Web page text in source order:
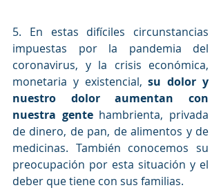
5. En estas difíciles circunstancias
impuestas por la pandemia del
coronavirus, y la crisis económica,
monetaria y existencial, su dolor y
nuestro dolor aumentan con
nuestra gente hambrienta, privada
de dinero, de pan, de alimentos y de
medicinas. También conocemos su
preocupación por esta situación y el
deber que tiene con sus familias.